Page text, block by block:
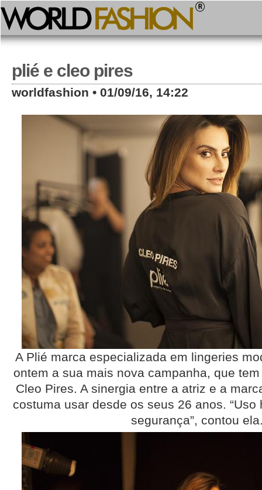
plié e cleo pires
worldfashion • 01/09/16, 14:22
A Plié marca especializada em lingeries
ontem a sua mais nova campanha, que
Cleo Pires. A sinergia entre a atriz e a
costuma usar desde os seus 26 anos.
segurança”, contou